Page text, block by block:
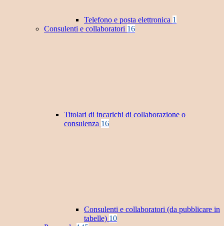
Telefono e posta elettronica 1
Consulenti e collaboratori 16
Titolari di incarichi di collaborazione o
consulenza 16
Consulenti e collaboratori (da pubblicare in
tabelle) 10